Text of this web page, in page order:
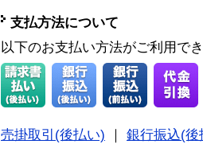
支払方法について
以下のお支払い方法がご利用で
売掛取引(後払い)
銀行振込(後